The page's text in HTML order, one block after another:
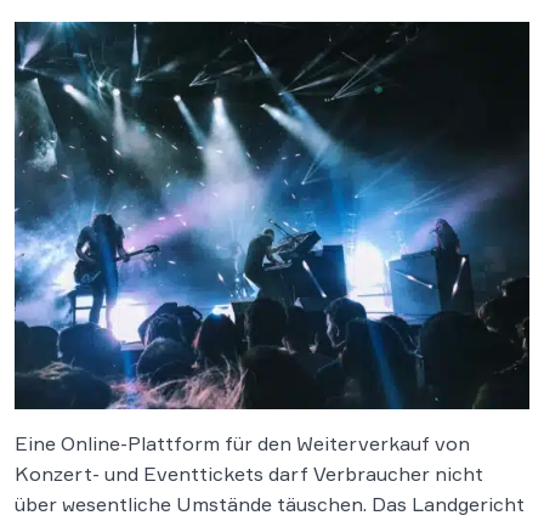
Eine Online-Plattform für den Weiterverkauf von
Konzert- und Eventtickets darf Verbraucher nicht
über wesentliche Umstände täuschen. Das Landgericht